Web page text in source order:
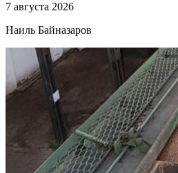
7 августа 2026
Наиль Байназаров